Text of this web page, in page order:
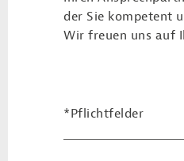
der Sie kompetent
Wir freuen uns auf
*Pflichtfelder